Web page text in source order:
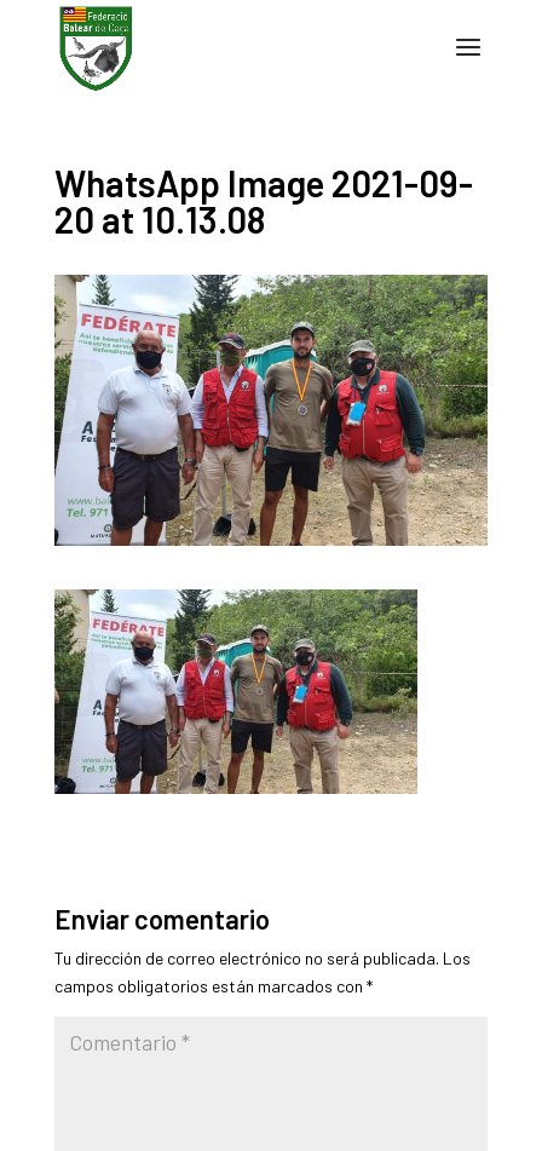
WhatsApp Image 2021-09-
20 at 10.13.08
Enviar comentario
Tu dirección de correo electrónico no será publicada. Los
campos obligatorios están marcados con *